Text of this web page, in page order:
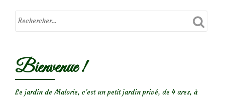
d’insectes
Bienvenue !
Le jardin de Malorie, c'est un petit jardin privé, de 4 ares, à